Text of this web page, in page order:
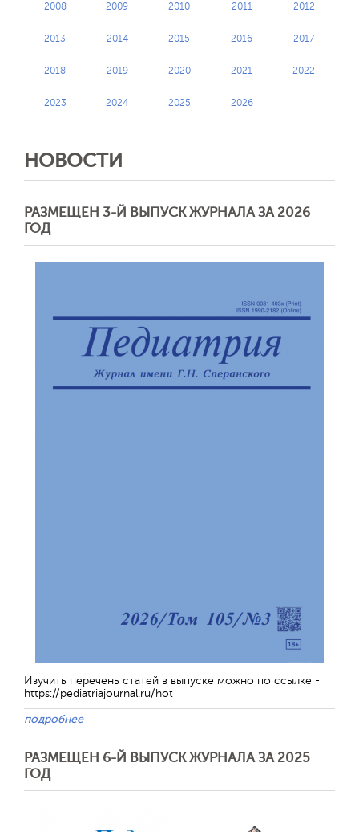
2008 2009 2010 2011 2012
2013 2014 2015 2016 2017
2018 2019 2020 2021 2022
2023 2024 2025 2026
НОВОСТИ
РАЗМЕЩЕН 3-Й ВЫПУСК ЖУРНАЛА ЗА 2026
ГОД
Изучить перечень статей в выпуске можно по ссылке -
https://pediatriajournal.ru/hot
подробнее
РАЗМЕЩЕН 6-Й ВЫПУСК ЖУРНАЛА ЗА 2025
ГОД